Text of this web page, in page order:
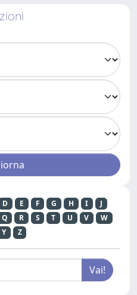
D E F G H I
J
Q R S T U V
W
Y Z